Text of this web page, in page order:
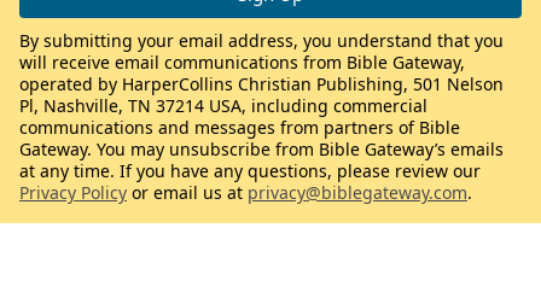
By submitting your email address, you understand that you
will receive email communications from Bible Gateway,
operated by HarperCollins Christian Publishing, 501 Nelson
Pl, Nashville, TN 37214 USA, including commercial
communications and messages from partners of Bible
Gateway. You may unsubscribe from Bible Gateway’s emails
at any time. If you have any questions, please review our
Privacy Policy or email us at privacy@biblegateway.com.